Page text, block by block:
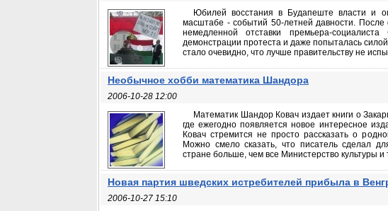
Юбилей восстания в Будапеште власти и
масштабе - событий 50-летней давности. После
немедленной отставки премьера-
демонстрации протеста и даже попыталась
стало очевидно, что лучше правительству не
Необычное хобби математика Шандора
2006-10-28 12:00
Математик Шандор Ковач издает книги о
где ежегодно появляется новое интересное
Ковач стремится не просто рассказать о
Можно смело сказать, что писатель сделал
стране больше, чем все Министерство культуры
Новая партия шведских истребителей прибыла в
2006-10-27 15:10